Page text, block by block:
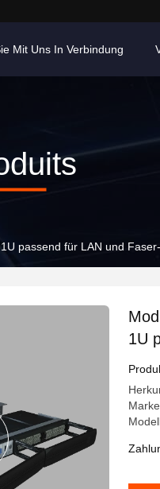
Mit Uns In Verbindung
passend für LAN und
1U